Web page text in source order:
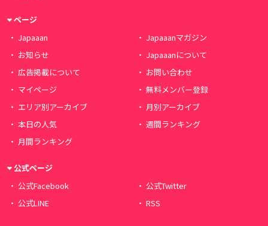
ページ
Japaaan
Japaaanマガジン
お知らせ
Japaaanについて
広告掲載について
お問い合わせ
マイページ
無料メンバー登録
エリア別アーカイブ
月別アーカイブ
本日の人気
週間ランキング
月間ランキング
公式ページ
公式Facebook
公式Twitter
公式LINE
RSS